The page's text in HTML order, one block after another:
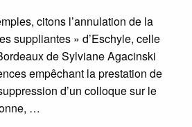
citons l’annulation de la
suppliantes » d’Eschyle, celle
de Sylviane Agacinski
empêchant la prestation de
d’un colloque sur le
…